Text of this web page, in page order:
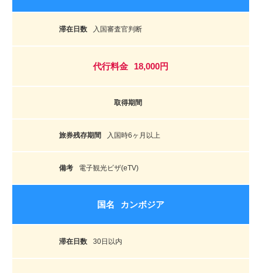
入国審査官判断
18,000円
入国時6ヶ月以上
電子観光ビザ(eTV)
カンボジア
30日以内